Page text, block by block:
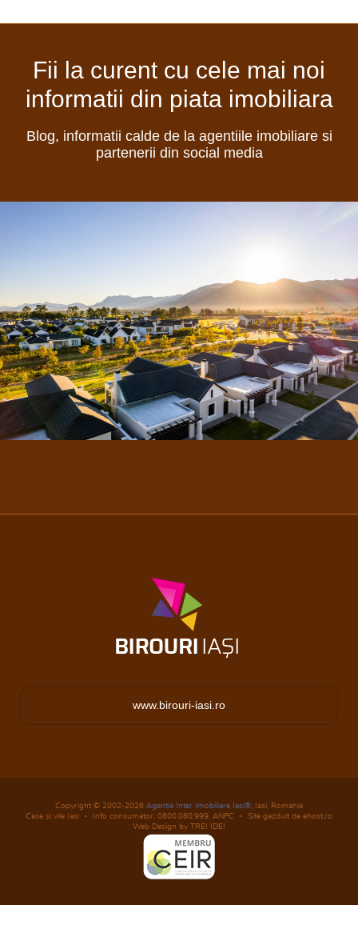
Fii la curent cu cele mai noi
informatii din piata imobiliara
Blog, informatii calde de la agentiile imobiliare si
partenerii din social media
www.birouri-iasi.ro
Copyright © 2002-2026 Agentia Inter Imobiliare Iasi®, Iasi, Romania
Case si vile Iasi
Info consumator: 0800.080.999, ANPC
Site gazduit de ehost.ro
Web Design by TREI IDEI